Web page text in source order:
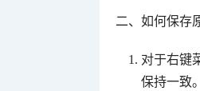
二、如何保存
对于右键
保持一致。